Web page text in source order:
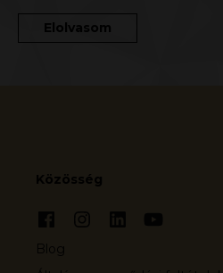
Elolvasom
Közösség
Blog